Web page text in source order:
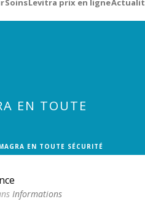
Soins Levitra prix en ligne
EN TOUTE
EN TOUTE SÉCURITÉ
Informations